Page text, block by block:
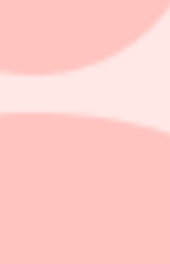
enheter.
kring 220 miljoner kronor om 4-6 år,
attraktiva sektorn, Latour som storägare och
tiden har den pendlat i intervallet 120-130
faktiskt utgörs av laddare för elbilar, knappt 18
fordonsverkstäder, återförsäljare och
Störningar i försörjningskedjan och
kvartalen”.
och som innebär att CTEK utvecklar
ebita) på minst 25 procent. Det kan jämföras
ska driva tillväxten medan övriga delar med
målet infrias krävs det att skalfördelarna